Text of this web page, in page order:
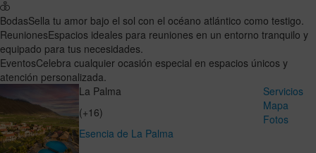
BodasSella tu amor bajo el sol con el océano atlántico como testigo.
ReunionesEspacios ideales para reuniones en un entorno tranquilo y
equipado para tus necesidades.
EventosCelebra cualquier ocasión especial en espacios únicos y
atención personalizada.
La Palma
(+16)
Esencia de La Palma
Servicios
Mapa
Fotos